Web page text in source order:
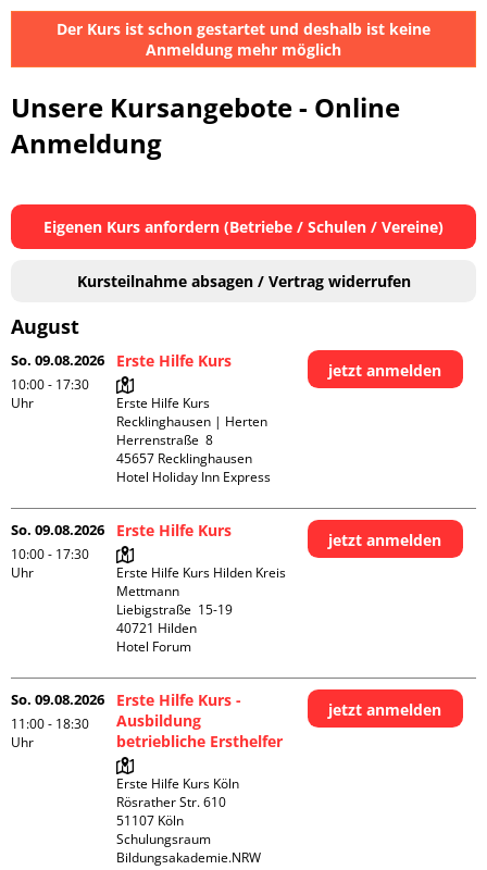
Der Kurs ist schon gestartet und deshalb ist keine
Anmeldung mehr möglich
Unsere Kursangebote - Online
Anmeldung
Eigenen Kurs anfordern (Betriebe / Schulen / Vereine)
Kursteilnahme absagen / Vertrag widerrufen
August
So. 09.08.2026
10:00 - 17:30
Uhr
Erste Hilfe Kurs
Erste Hilfe Kurs
Recklinghausen | Herten
Herrenstraße  8
45657 Recklinghausen
Hotel Holiday Inn Express
jetzt anmelden
So. 09.08.2026
10:00 - 17:30
Uhr
Erste Hilfe Kurs
Erste Hilfe Kurs Hilden Kreis
Mettmann
Liebigstraße  15-19
40721 Hilden
Hotel Forum
jetzt anmelden
So. 09.08.2026
11:00 - 18:30
Uhr
Erste Hilfe Kurs -
Ausbildung
betriebliche Ersthelfer
Erste Hilfe Kurs Köln
Rösrather Str. 610
51107 Köln
Schulungsraum
Bildungsakademie.NRW
jetzt anmelden